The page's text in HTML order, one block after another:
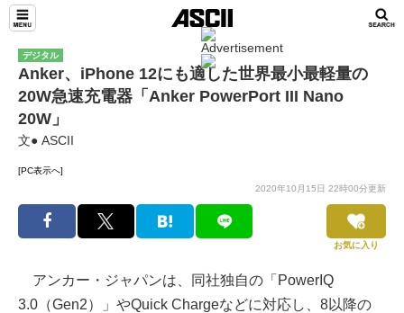
デジタル
Anker、iPhone 12にも適した世界最小最軽量の
20W急速充電器「Anker PowerPort III Nano
20W」
文● ASCII
[PC表示へ]
2020年10月15日 22時00分更新
お気に入り
アンカー・ジャパンは、同社独自の「PowerIQ
3.0（Gen2）」やQuick Chargeなどに対応し、8以降の